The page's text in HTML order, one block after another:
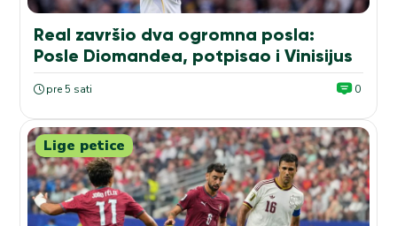
Real završio dva ogromna posla:
Posle Diomandea, potpisao i Vinisijus
pre 5 sati 0
Lige petice